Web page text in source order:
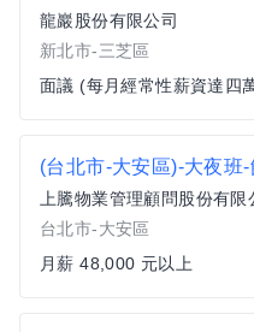
龍巖股份有限公司
新北市-三芝區
面議 (每月經常性薪資達四
(台北市-大安區)-大夜班
上騰物業管理顧問股份有限
台北市-大安區
月薪 48,000 元以上